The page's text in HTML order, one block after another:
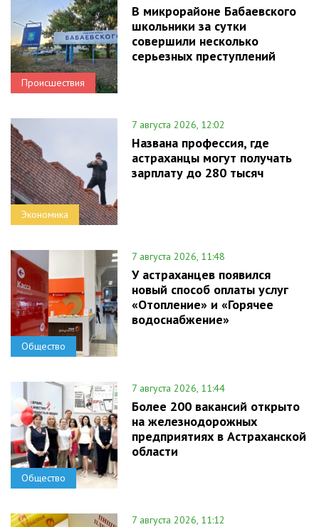
Происшествия
В микрорайоне Бабаевского
школьники за сутки
совершили несколько
серьезных преступлений
Экономика
7 августа 2026, 12:02
Названа профессия, где
астраханцы могут получать
зарплату до 280 тысяч
Общество
7 августа 2026, 11:48
У астраханцев появился
новый способ оплаты услуг
«Отопление» и «Горячее
водоснабжение»
Общество
7 августа 2026, 11:44
Более 200 вакансий открыто
на железнодорожных
предприятиях в Астраханской
области
7 августа 2026, 11:12